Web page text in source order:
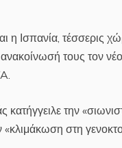
η Ισπανία, τέσσερις
τους τον
την
«κλιμάκωση στη